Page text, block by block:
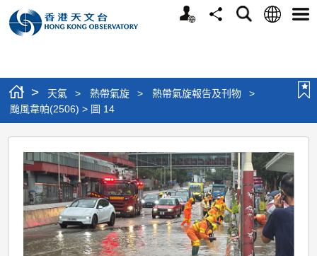
個
分
搜
語
選
> 天氣 > 熱帶氣旋 > 熱帶氣旋報告及刊物
>
颱風韋帕(2506) > 圖 14
颱
風
韋
帕
(2506)